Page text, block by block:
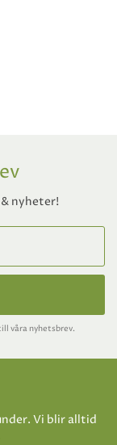
nyheter!
våra nyhetsbrev.
Vi blir alltid